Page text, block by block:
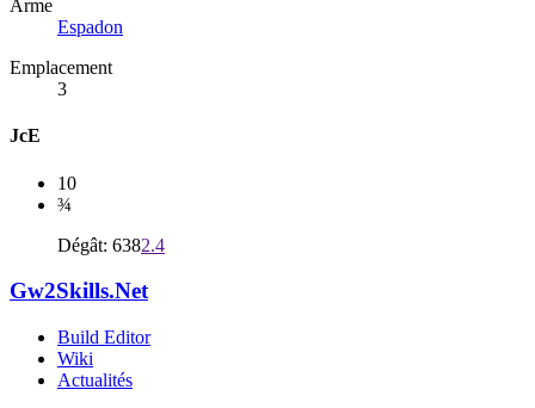
Arme
Espadon
Emplacement
3
JcE
10
¾
Dégât: 6382.4
Gw2Skills.Net
Build Editor
Wiki
Actualités